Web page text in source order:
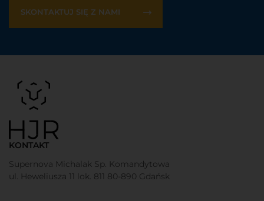
SKONTAKTUJ SIĘ Z NAMI
KONTAKT
Supernova Michalak Sp. Komandytowa
ul. Heweliusza 11 lok. 811 80-890 Gdańsk